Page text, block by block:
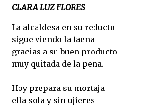
CLARA LUZ FLORES
La alcaldesa en su reducto
sigue viendo la faena
gracias a su buen producto
muy quitada de la pena.
Hoy prepara su mortaja
ella sola y sin ujieres